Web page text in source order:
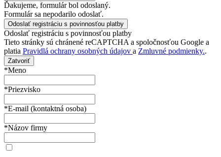
Ďakujeme, formulár bol odoslaný.
Formulár sa nepodarilo odoslať.
Odoslať registráciu s povinnosťou platby
Tieto stránky sú chránené reCAPTCHA a spoločnosťou Google a
platia Pravidlá ochrany osobných údajov a Zmluvné podmienky..
Zatvoriť
*Meno
*Priezvisko
*E-mail (kontaktná osoba)
*Názov firmy